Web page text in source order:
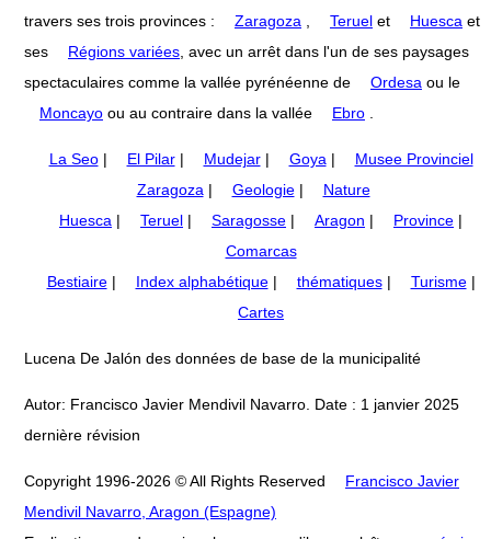
travers ses trois provinces :
Zaragoza Teruel et Huesca et
ses
Régions variées , avec un arrêt dans l'un de ses paysages
spectaculaires comme la vallée pyrénéenne de
Ordesa ou le
Moncayo ou au contraire dans la vallée Ebro
La Seo| El Pilar| Mudejar| Goya |
Musee Provinciel
Zaragoza | Geologie|
Nature
Huesca | Teruel | Saragosse | Aragon | Province |
Comarcas
Bestiaire| Index alphabétique| thématiques| Turisme|
Cartes
Lucena De Jalón des données de base de la municipalité
Autor: Francisco Javier Mendivil Navarro. Date : 1 janvier 2025
dernière révision
Copyright 1996-2026 © All Rights Reserved
Francisco Javier
Mendivil Navarro, Aragon (Espagne)